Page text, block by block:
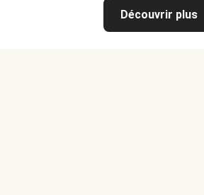
Découvrir plus